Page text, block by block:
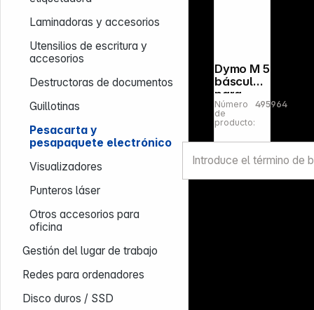
Laminadoras y accesorios
Utensilios de escritura y
accesorios
Destructoras de documentos
Guillotinas
Pesacarta y
pesapaquete electrónico
Visualizadores
Punteros láser
Otros accesorios para
oficina
Gestión del lugar de trabajo
Redes para ordenadores
Disco duros / SSD
Dymo M 5
báscula
para
cartas 5
kg
Número
de
producto:
495964